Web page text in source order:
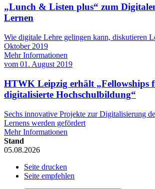
„Lunch & Listen plus“ zum
Lernen
Wie digitale Lehre gelingen kann, diskutieren
Oktober 2019
Mehr Informationen
vom 01. August 2019
HTWK Leipzig erhält „Fellowships
digitalisierte Hochschulbildung“
Sechs innovative Projekte zur Digitalisierung
Lernens werden gefördert
Mehr Informationen
Stand
05.08.2026
Seite drucken
Seite empfehlen